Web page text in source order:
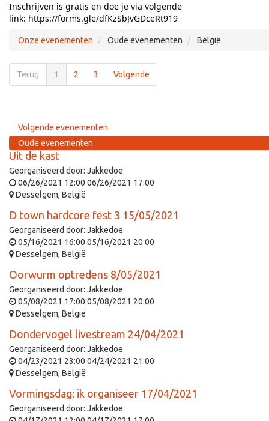
Inschrijven is gratis en doe je via volgende
link: https://forms.gle/dfKzSbJvGDceRt919
Onze evenementen Oude evenementen België
Terug 1 2 3 Volgende
Volgende evenementen
Oude evenementen
Uit de kast
Georganiseerd door: Jakkedoe
06/26/2021 12:00 06/26/2021 17:00
Desselgem, België
D town hardcore fest 3 15/05/2021
Georganiseerd door: Jakkedoe
05/16/2021 16:00 05/16/2021 20:00
Desselgem, België
Oorwurm optredens 8/05/2021
Georganiseerd door: Jakkedoe
05/08/2021 17:00 05/08/2021 20:00
Desselgem, België
Dondervogel livestream 24/04/2021
Georganiseerd door: Jakkedoe
04/23/2021 23:00 04/24/2021 21:00
Desselgem, België
Vormingsdag: ik organiseer 17/04/2021
Georganiseerd door: Jakkedoe